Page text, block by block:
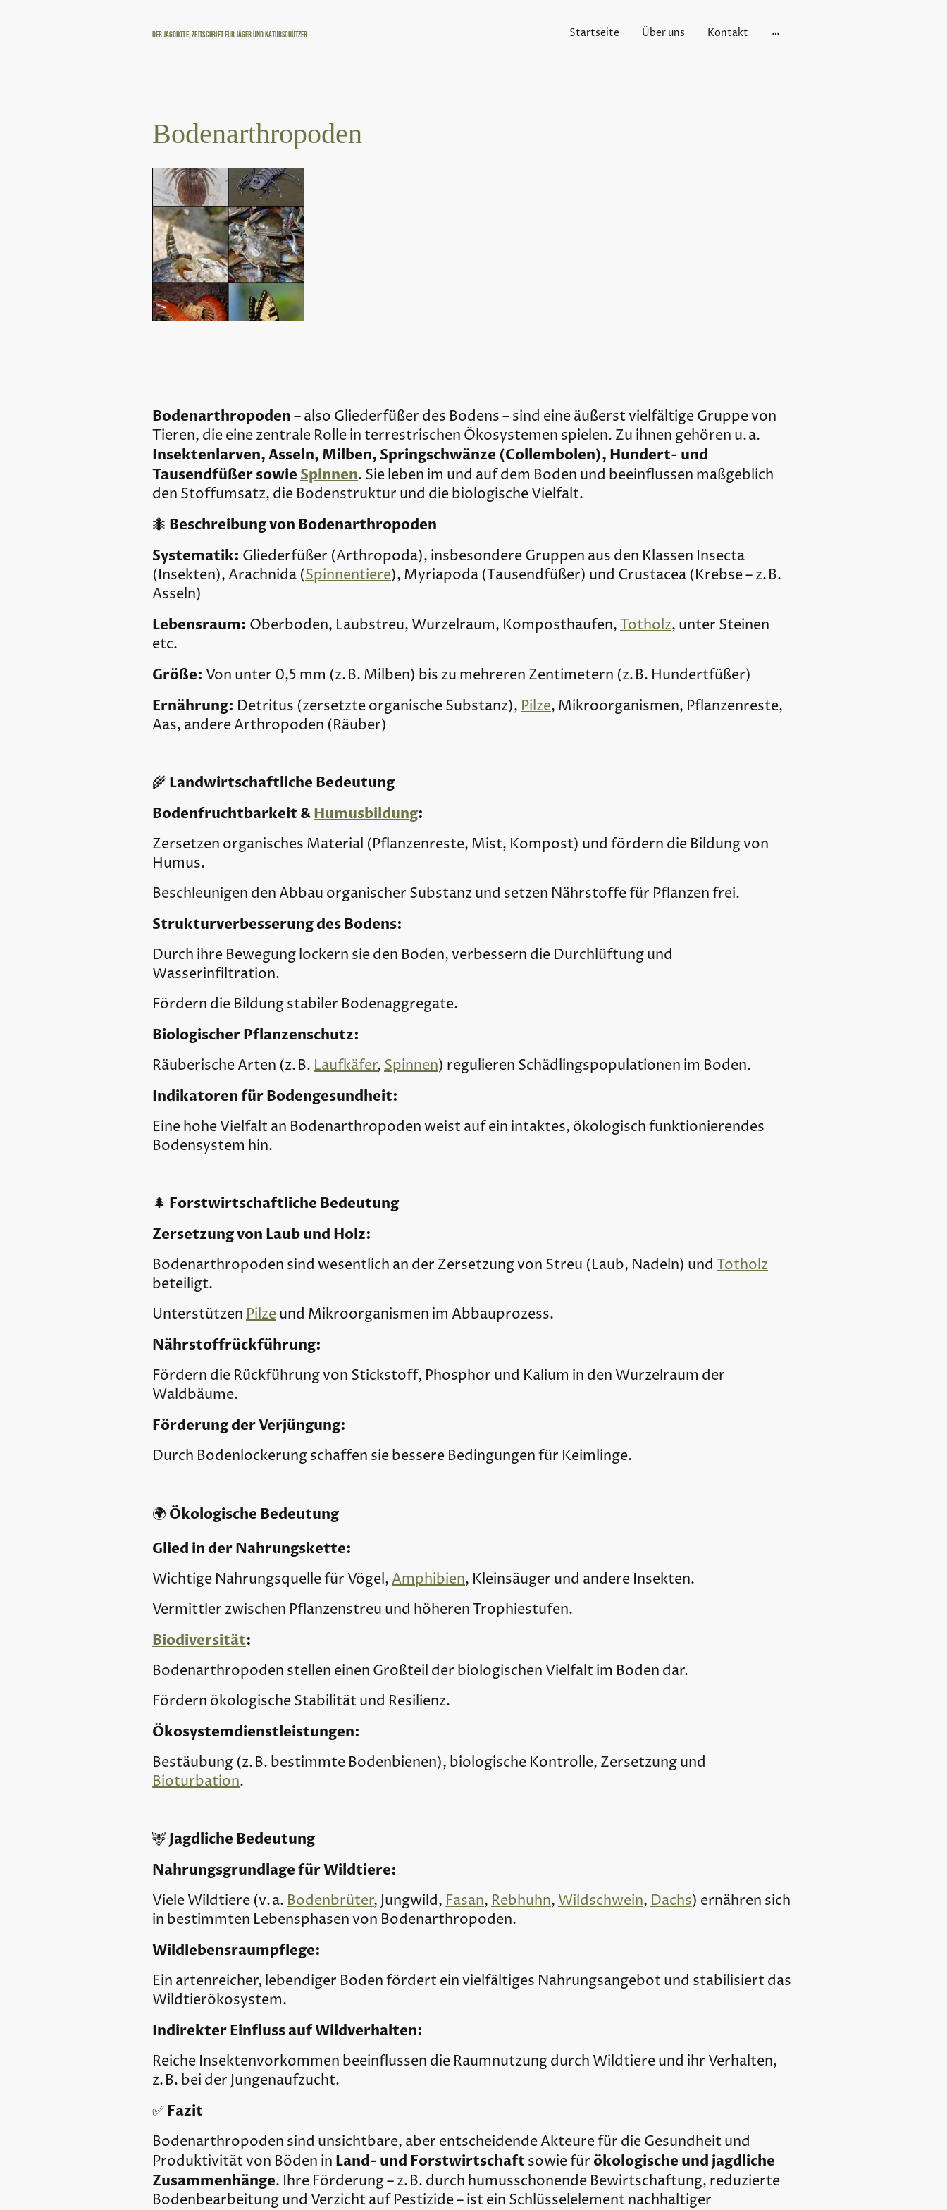
Der Jagdbote, Zeitschrift für Jäger und Naturschützer Startseite Über uns Kontakt
Bodenarthropoden
Bodenarthropoden– also Gliederfüßer des Bodens – sind eine äußerst vielfältige Gruppe von
Tieren, die eine zentrale Rolle in terrestrischen Ökosystemen spielen. Zu ihnen gehören u. a.
Insektenlarven, Asseln, Milben, Springschwänze (Collembolen), Hundert- und
Tausendfüßer sowie Spinnen. Sie leben im und auf dem Boden und beeinflussen maßgeblich
den Stoffumsatz, die Bodenstruktur und die biologische Vielfalt.
🐜 Beschreibung von Bodenarthropoden
Systematik: Gliederfüßer (Arthropoda), insbesondere Gruppen aus den Klassen Insecta
(Insekten), Arachnida (Spinnentiere), Myriapoda (Tausendfüßer) und Crustacea (Krebse – z. B.
Asseln)
Lebensraum: Oberboden, Laubstreu, Wurzelraum, Komposthaufen,Totholz, unter Steinen
etc.
Größe: Von unter 0,5 mm (z. B. Milben) bis zu mehreren Zentimetern (z. B. Hundertfüßer)
Ernährung: Detritus (zersetzte organische Substanz),Pilze, Mikroorganismen, Pflanzenreste,
Aas, andere Arthropoden (Räuber)
🌾 Landwirtschaftliche Bedeutung
Bodenfruchtbarkeit &Humusbildung:
Zersetzen organisches Material (Pflanzenreste, Mist, Kompost) und fördern die Bildung von
Humus.
Beschleunigen den Abbau organischer Substanz und setzen Nährstoffe für Pflanzen frei.
Strukturverbesserung des Bodens:
Durch ihre Bewegung lockern sie den Boden, verbessern die Durchlüftung und
Wasserinfiltration.
Fördern die Bildung stabiler Bodenaggregate.
Biologischer Pflanzenschutz:
Räuberische Arten (z. B.Laufkäfer,Spinnen) regulieren Schädlingspopulationen im Boden.
Indikatoren für Bodengesundheit:
Eine hohe Vielfalt an Bodenarthropoden weist auf ein intaktes, ökologisch funktionierendes
Bodensystem hin.
🌲 Forstwirtschaftliche Bedeutung
Zersetzung von Laub und Holz:
Bodenarthropoden sind wesentlich an der Zersetzung von Streu (Laub, Nadeln) und Totholz
beteiligt.
UnterstützenPilzeund Mikroorganismen im Abbauprozess.
Nährstoffrückführung:
Fördern die Rückführung von Stickstoff, Phosphor und Kalium in den Wurzelraum der
Waldbäume.
Förderung der Verjüngung:
Durch Bodenlockerung schaffen sie bessere Bedingungen für Keimlinge.
🌍 Ökologische Bedeutung
Glied in der Nahrungskette:
Wichtige Nahrungsquelle für Vögel,Amphibien, Kleinsäuger und andere Insekten.
Vermittler zwischen Pflanzenstreu und höheren Trophiestufen.
Biodiversität:
Bodenarthropoden stellen einen Großteil der biologischen Vielfalt im Boden dar.
Fördern ökologische Stabilität und Resilienz.
Ökosystemdienstleistungen:
Bestäubung (z. B. bestimmte Bodenbienen), biologische Kontrolle, Zersetzung und
Bioturbation.
🦌 Jagdliche Bedeutung
Nahrungsgrundlage für Wildtiere:
Viele Wildtiere (v. a.Bodenbrüter, Jungwild,Fasan,Rebhuhn,Wildschwein,Dachs) ernähren sich
in bestimmten Lebensphasen von Bodenarthropoden.
Wildlebensraumpflege:
Ein artenreicher, lebendiger Boden fördert ein vielfältiges Nahrungsangebot und stabilisiert das
Wildtierökosystem.
Indirekter Einfluss auf Wildverhalten:
Reiche Insektenvorkommen beeinflussen die Raumnutzung durch Wildtiere und ihr Verhalten,
z. B. bei der Jungenaufzucht.
✅Fazit
Bodenarthropoden sind unsichtbare, aber entscheidende Akteure für die Gesundheit und
Produktivität von Böden in Land- und Forstwirtschaftsowie fürökologische und jagdliche
Zusammenhänge. Ihre Förderung – z. B. durch humusschonende Bewirtschaftung, reduzierte
Bodenbearbeitung und Verzicht auf Pestizide – ist ein Schlüsselelement nachhaltiger